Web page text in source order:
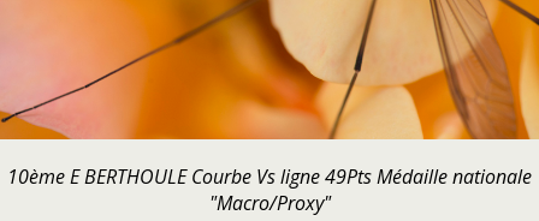
10ème E BERTHOULE Courbe Vs ligne 49Pts Médaille nationale
"Macro/Proxy"